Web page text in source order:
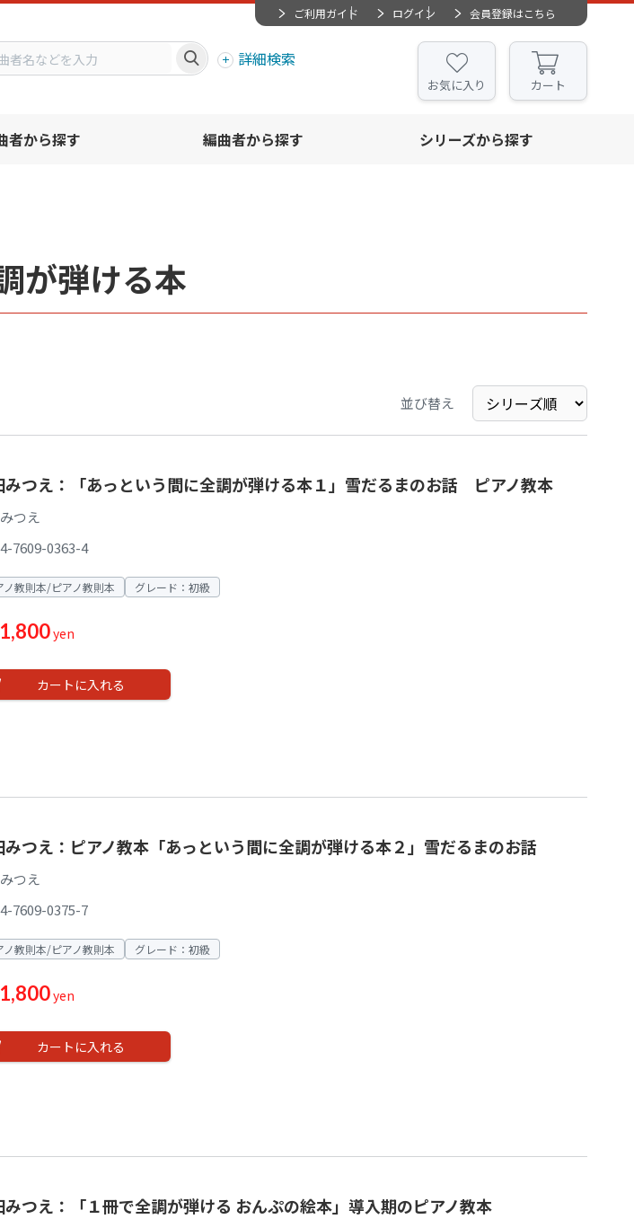
ご利用ガイド ログイン 会員登録はこちら
詳細検索
お気に入り カート
者から探す 編曲者から探す シリーズから探す
が弾ける本
並び替え
みつえ：「あっという間に全調が弾ける本１」雪だるまのお話 ピアノ教本
つえ
7609-0363-4
ノ教則本/ピアノ教則本 グレード：初級
1,800yen
カートに入れる
みつえ：ピアノ教本「あっという間に全調が弾ける本２」雪だるまのお話
つえ
7609-0375-7
ノ教則本/ピアノ教則本 グレード：初級
1,800yen
カートに入れる
みつえ：「１冊で全調が弾ける おんぷの絵本」導入期のピアノ教本